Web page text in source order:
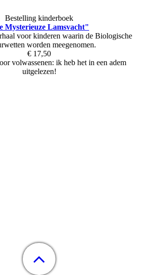
Bestelling kinderboek
Mysterieuze Lamsvacht"
voor kinderen waarin de Biologische
worden meegenomen.
€ 17,50
volwassenen: ik heb het in een adem
uitgelezen!